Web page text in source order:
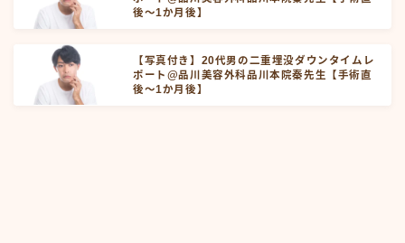
後～1か月後】
【写真付き】20代男の二重埋没ダウンタイムレ
ポート@品川美容外科品川本院秦先生【手術直
後～1か月後】